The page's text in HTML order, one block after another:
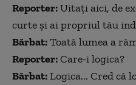
Reporter:Uitați aici, de
curte și ai propriul tău
Bărbat:Toată lumea a
Reporter:Care-i logica?
Bărbat:Logica... Cred că